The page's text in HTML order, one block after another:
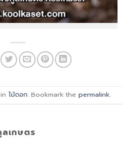
ไม้ดอก. Bookmark the permalink.
ลเกษตร